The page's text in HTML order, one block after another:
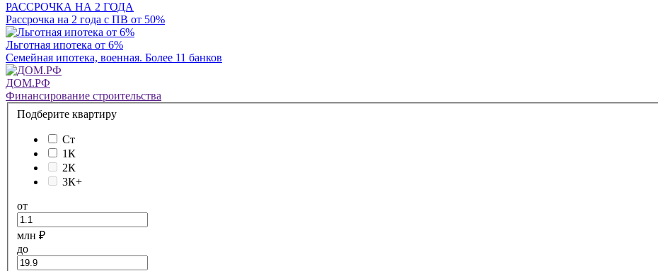
РАССРОЧКА НА 2 ГОДА
Рассрочка на 2 года с ПВ от 50%
Льготная ипотека от 6%
Семейная ипотека, военная. Более 11 банков
ДОМ.РФ
Финансирование строительства
Подберите квартиру
Ст
1К
2К
3К+
от
млн ₽
до